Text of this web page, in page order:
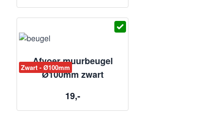
Zwart - Ø100mm
Afvoer muurbeugel
Ø100mm zwart
19,-